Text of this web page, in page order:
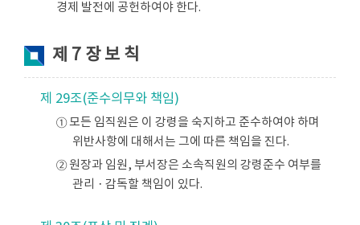
경제 발전에 공헌하여야 한다.
제 7 장 보 칙
제 29조(준수의무와 책임)
① 모든 임직원은 이 강령을 숙지하고 준수하여야 하며
위반사항에 대해서는 그에 따른 책임을 진다.
② 원장과 임원, 부서장은 소속직원의 강령준수 여부를
관리ㆍ감독할 책임이 있다.